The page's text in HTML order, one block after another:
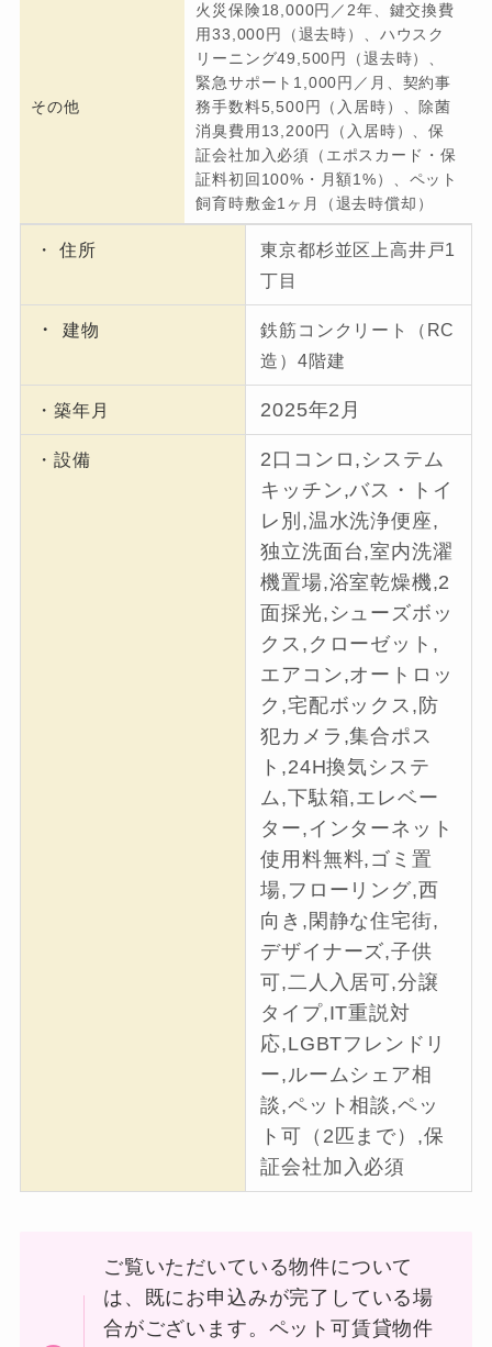
その他
火災保険18,000円／2年、鍵交換費
用33,000円（退去時）、ハウスク
リーニング49,500円（退去時）、
緊急サポート1,000円／月、契約事
務手数料5,500円（入居時）、除菌
消臭費用13,200円（入居時）、保
証会社加入必須（エポスカード・保
証料初回100%・月額1%）、ペット
飼育時敷金1ヶ月（退去時償却）
・ 住所
東京都杉並区上高井戸1
丁目
・ 建物
鉄筋コンクリート（RC
造）4階建
・築年月 2025年2月
・設備
2口コンロ,システム
キッチン,バス・トイ
レ別,温水洗浄便座,
独立洗面台,室内洗濯
機置場,浴室乾燥機,2
面採光,シューズボッ
クス,クローゼット,
エアコン,オートロッ
ク,宅配ボックス,防
犯カメラ,集合ポス
ト,24H換気システ
ム,下駄箱,エレベー
ター,インターネット
使用料無料,ゴミ置
場,フローリング,西
向き,閑静な住宅街,
デザイナーズ,子供
可,二人入居可,分譲
タイプ,IT重説対
応,LGBTフレンドリ
ー,ルームシェア相
談,ペット相談,ペッ
ト可（2匹まで）,保
証会社加入必須
ご覧いただいている物件について
は、既にお申込みが完了している場
合がございます。ペット可賃貸物件